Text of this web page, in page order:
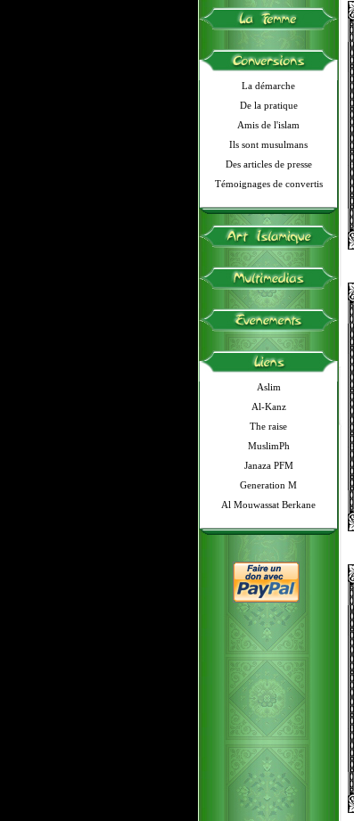
La démarche
De la pratique
Amis de l'islam
Ils sont musulmans
Des articles de presse
Témoignages de convertis
Aslim
Al-Kanz
The raise
MuslimPh
Janaza PFM
Generation M
Al Mouwassat Berkane